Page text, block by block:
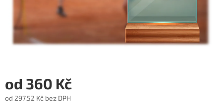
od 360 Kč
od 297,52 Kč bez DPH